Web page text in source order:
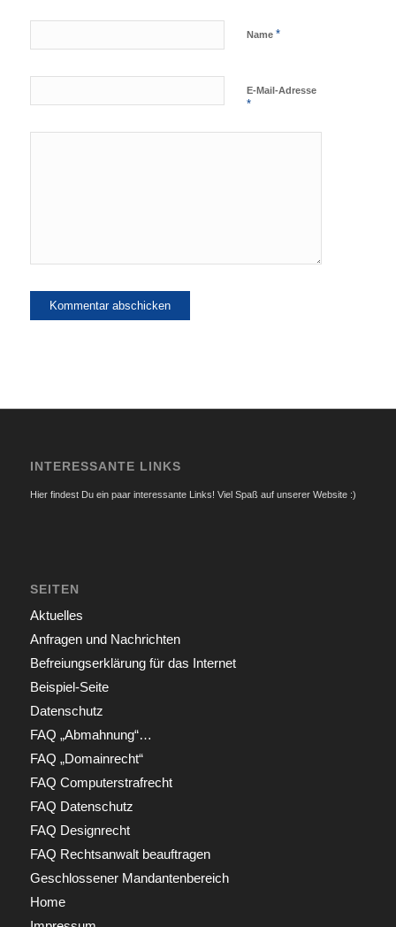
Name *
E-Mail-Adresse
*
INTERESSANTE LINKS
Hier findest Du ein paar interessante Links! Viel Spaß auf unserer Website :)
SEITEN
Aktuelles
Anfragen und Nachrichten
Befreiungserklärung für das Internet
Beispiel-Seite
Datenschutz
FAQ „Abmahnung“…
FAQ „Domainrecht“
FAQ Computerstrafrecht
FAQ Datenschutz
FAQ Designrecht
FAQ Rechtsanwalt beauftragen
Geschlossener Mandantenbereich
Home